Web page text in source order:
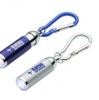
Preis unverbindlich
anfragen